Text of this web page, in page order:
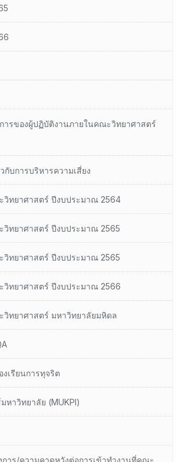
ารของผู้ปฏิบัติงานภายในคณะวิทยาศาสตร์
กับการบริหารความเสี่ยง
วิทยาศาสตร์ ปีงบประมาณ 2564
วิทยาศาสตร์ ปีงบประมาณ 2565
วิทยาศาสตร์ ปีงบประมาณ 2565
วิทยาศาสตร์ ปีงบประมาณ 2566
วิทยาศาสตร์ มหาวิทยาลัยมหิดล
งเรียนการทุจริต
หาวิทยาลัย (MUKPI)
การ/ความคาดหวังต่อการเข้าทำงานที่คณะ